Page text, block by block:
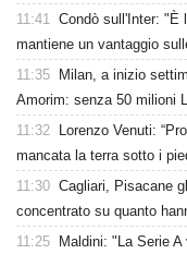
11:41 Condò sull'Inter: "È
mantiene un vantaggio
11:35
Milan, a inizio
Amorim: senza 50 milioni
11:32
Lorenzo Venuti:
mancata la terra sotto i
11:30 Cagliari, Pisacane
concentrato su quanto
11:25
Maldini: "La Serie